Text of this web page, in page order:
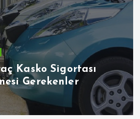
Kasko Sigortası
Gerekenler